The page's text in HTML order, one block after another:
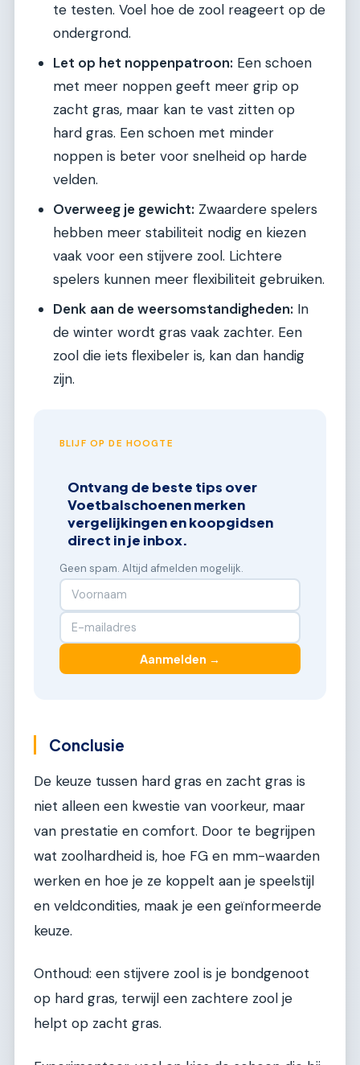
te testen. Voel hoe de zool reageert op de
ondergrond.
Let op het noppenpatroon: Een schoen
met meer noppen geeft meer grip op
zacht gras, maar kan te vast zitten op
hard gras. Een schoen met minder
noppen is beter voor snelheid op harde
velden.
Overweeg je gewicht: Zwaardere spelers
hebben meer stabiliteit nodig en kiezen
vaak voor een stijvere zool. Lichtere
spelers kunnen meer flexibiliteit gebruiken.
Denk aan de weersomstandigheden: In
de winter wordt gras vaak zachter. Een
zool die iets flexibeler is, kan dan handig
zijn.
BLIJF OP DE HOOGTE
Ontvang de beste tips over
Voetbalschoenen merken
vergelijkingen en koopgidsen
direct in je inbox.
Geen spam. Altijd afmelden mogelijk.
Aanmelden →
Conclusie
De keuze tussen hard gras en zacht gras is
niet alleen een kwestie van voorkeur, maar
van prestatie en comfort. Door te begrijpen
wat zoolhardheid is, hoe FG en mm-waarden
werken en hoe je ze koppelt aan je speelstijl
en veldcondities, maak je een geïnformeerde
keuze.
Onthoud: een stijvere zool is je bondgenoot
op hard gras, terwijl een zachtere zool je
helpt op zacht gras.